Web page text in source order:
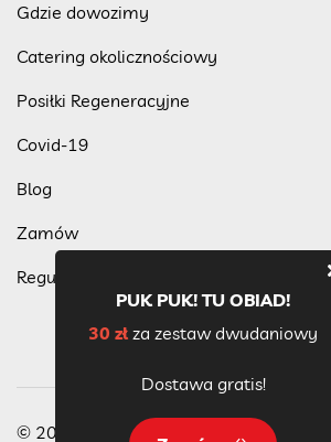
Gdzie dowozimy
Catering okolicznościowy
Posiłki Regeneracyjne
Covid-19
Blog
Zamów
Regulamin programu lojalnościowego
© 2023 Wszelkie Prawa Zastrzeżone,
PUK PUK! TU OBIAD!
30 zł za zestaw dwudaniowy
Dostawa gratis!